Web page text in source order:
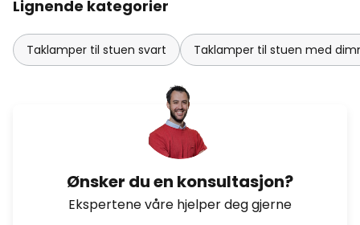
Lignende kategorier
Taklamper til stuen svart Taklamper til stuen med
Ønsker du en konsultasjon?
Ekspertene våre hjelper deg gjerne